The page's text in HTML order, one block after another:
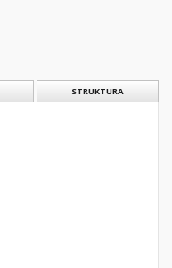
STRUKTURA